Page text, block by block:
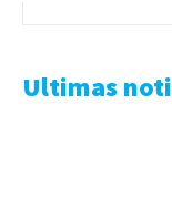
Ultimas